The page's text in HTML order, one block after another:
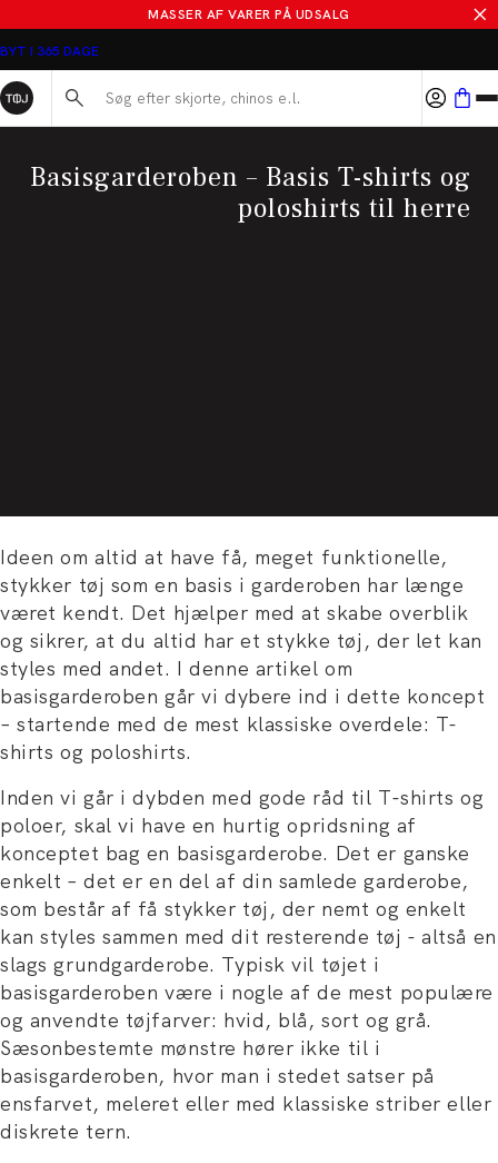
MASSER AF VARER PÅ UDSALG
BYT I 365 DAGE
Søg her...
Basisgarderoben – Basis T-shirts og
poloshirts til herre
Ideen om altid at have få, meget funktionelle,
stykker tøj som en basis i garderoben har længe
været kendt. Det hjælper med at skabe overblik
og sikrer, at du altid har et stykke tøj, der let kan
styles med andet. I denne artikel om
basisgarderoben går vi dybere ind i dette koncept
– startende med de mest klassiske overdele: T-
shirts og poloshirts.
Inden vi går i dybden med gode råd til T-shirts og
poloer, skal vi have en hurtig opridsning af
konceptet bag en basisgarderobe. Det er ganske
enkelt – det er en del af din samlede garderobe,
som består af få stykker tøj, der nemt og enkelt
kan styles sammen med dit resterende tøj - altså en
slags grundgarderobe. Typisk vil tøjet i
basisgarderoben være i nogle af de mest populære
og anvendte tøjfarver: hvid, blå, sort og grå.
Sæsonbestemte mønstre hører ikke til i
basisgarderoben, hvor man i stedet satser på
ensfarvet, meleret eller med klassiske striber eller
diskrete tern.